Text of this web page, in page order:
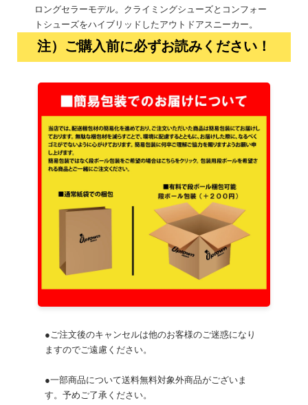
ロングセラーモデル。クライミングシューズとコンフォー
トシューズをハイブリッドしたアウトドアスニーカー。
注）ご購入前に必ずお読みください！
●ご注文後のキャンセルは他のお客様のご迷惑になり
ますのでご遠慮ください。
●一部商品について送料無料対象外商品がございま
す。予めご了承ください。